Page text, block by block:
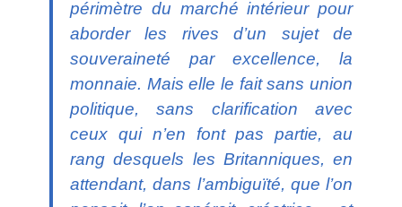
périmètre du marché intérieur pour
aborder les rives d’un sujet de
souveraineté par excellence, la
monnaie. Mais elle le fait sans union
politique, sans clarification avec
ceux qui n’en font pas partie, au
rang desquels les Britanniques, en
attendant, dans l’ambiguïté, que l’on